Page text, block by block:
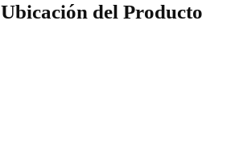
Ubicación del Producto